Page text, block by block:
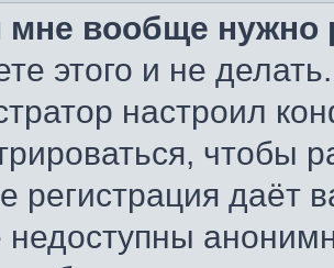
мне вообще нужно
этого и не
настроил
чтобы
регистрация даёт
недоступны